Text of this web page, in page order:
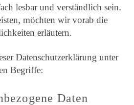
lesbar und verständlich sein.
möchten wir vorab die
erläutern.
Datenschutzerklärung unter
Begriffe:
Daten